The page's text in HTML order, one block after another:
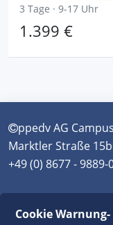
3 Tage · 9-17 Uhr
1.399 €
ppedv AG Campus
Marktler Straße
+49 (0) 8677 -
Cookie Warnung-